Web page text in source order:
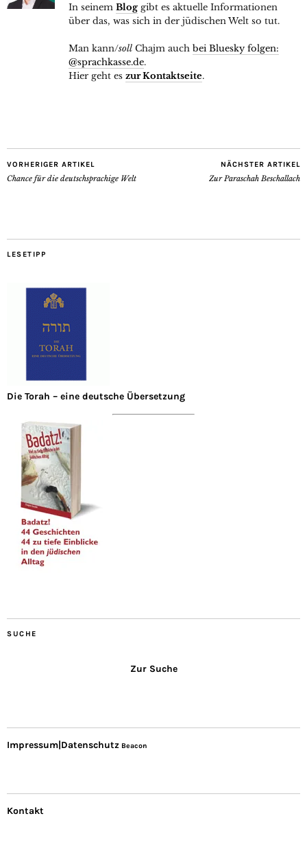
In seinem Bloggibt es aktuelle Informationen
über das, was sich in der jüdischen Welt so tut.
Man kann/soll Chajm auch bei Bluesky folgen:
@sprachkasse.de.
Hier geht es zur Kontaktseite.
VORHERIGER ARTIKEL
Chance für die deutschsprachige Welt
NÄCHSTER ARTIKEL
Zur Paraschah Beschallach
LESETIPP
Die Torah – eine deutsche Übersetzung
SUCHE
Zur Suche
Impressum|Datenschutz Beacon
Kontakt